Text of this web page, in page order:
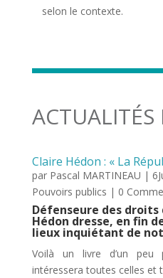
selon le contexte.
ACTUALITÉS
Claire Hédon : « La
par Pascal MARTINEAU |
Pouvoirs publics | 0
Défenseure des droits
Hédon dresse, en fin
lieux inquiétant de
Voilà un livre d’un
intéressera toutes celles et